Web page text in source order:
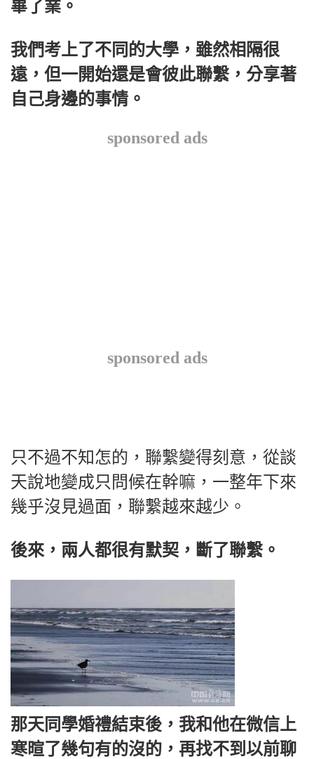
畢了業。
我們考上了不同的大學，雖然相隔很
遠，但一開始還是會彼此聯繫，分享著
自己身邊的事情。
sponsored ads
sponsored ads
只不過不知怎的，聯繫變得刻意，從談
天說地變成只問候在幹嘛，一整年下來
幾乎沒見過面，聯繫越來越少。
後來，兩人都很有默契，斷了聯繫。
那天同學婚禮結束後，我和他在微信上
寒暄了幾句有的沒的，再找不到以前聊